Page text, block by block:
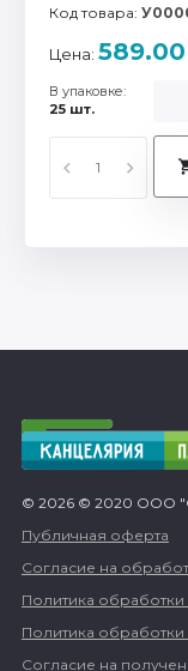
Код товара:
Цена: 589.00
В упаковке:
25 шт.
© 2026 © 2020 ООО
Публичная оферта
Согласие на
Политика
Политика обработки
Согласие на